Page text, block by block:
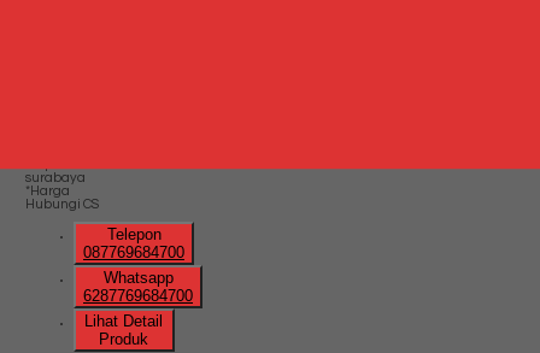
*Harga
Hubungi CS
Telepon
087769684700
Whatsapp
6287769684700
Lihat Detail
Produk